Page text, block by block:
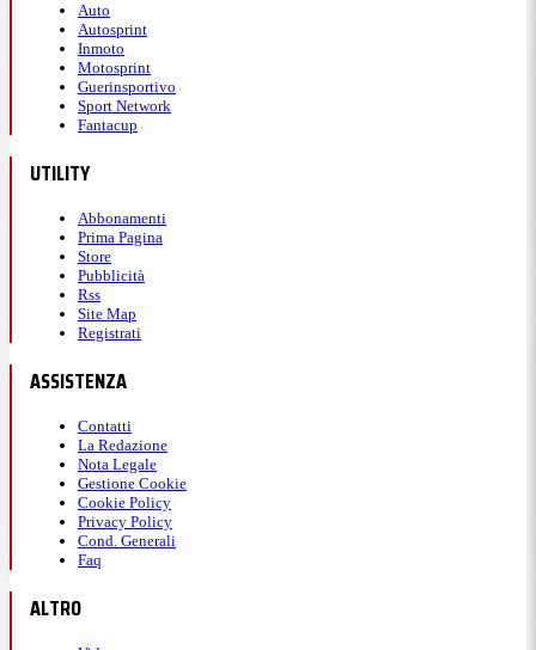
Auto
Autosprint
Inmoto
Motosprint
Guerinsportivo
Sport Network
Fantacup
UTILITY
Abbonamenti
Prima Pagina
Store
Pubblicità
Rss
Site Map
Registrati
ASSISTENZA
Contatti
La Redazione
Nota Legale
Gestione Cookie
Cookie Policy
Privacy Policy
Cond. Generali
Faq
ALTRO